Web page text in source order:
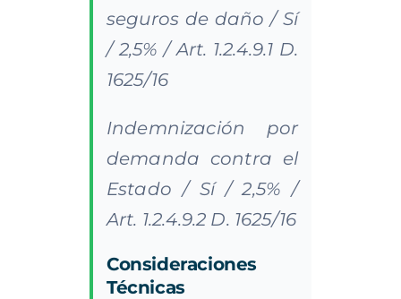
seguros de daño / Sí
/ 2,5% / Art. 1.2.4.9.1 D.
1625/16
Indemnización por
demanda contra el
Estado / Sí / 2,5% /
Art. 1.2.4.9.2 D. 1625/16
Consideraciones
Técnicas